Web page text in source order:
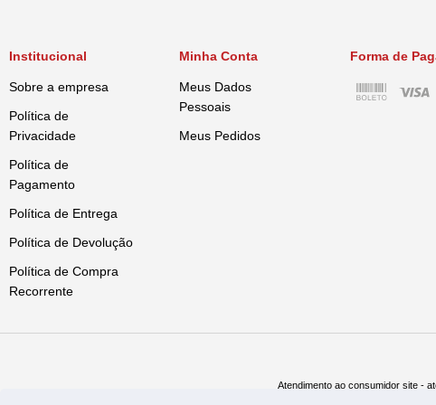
Institucional
Sobre a empresa
Política de
Privacidade
Política de
Pagamento
Política de Entrega
Política de Devolução
Política de Compra
Recorrente
Minha Conta
Meus Dados
Pessoais
Meus Pedidos
Forma de
Atendimento ao consumidor site -